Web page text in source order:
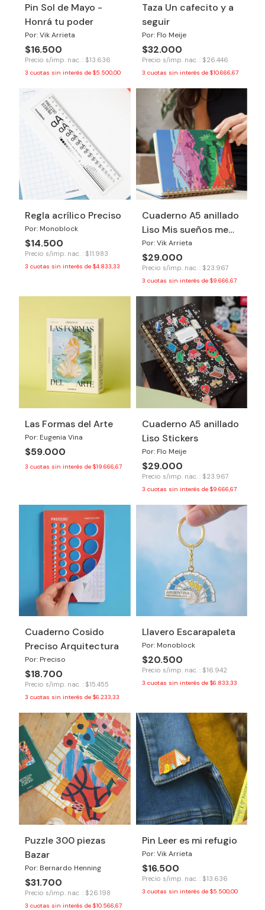
Pin Sol de Mayo -
Honrá tu poder
Por: Vik Arrieta
$16.500
Precio s/imp. nac. : $13.636
3 cuotas sin interés de $5.500,00
Taza Un cafecito y a
seguir
Por: Flo Meije
$32.000
Precio s/imp. nac. : $26.446
3 cuotas sin interés de $10.666,67
Regla acrílico Preciso
Por: Monoblock
$14.500
Precio s/imp. nac. : $11.983
3 cuotas sin interés de $4.833,33
Cuaderno A5 anillado
Liso Mis sueños me
necesitan
Por: Vik Arrieta
$29.000
Precio s/imp. nac. : $23.967
3 cuotas sin interés de $9.666,67
Las Formas del Arte
Por: Eugenia Vina
$59.000
3 cuotas sin interés de $19.666,67
Cuaderno A5 anillado
Liso Stickers
Por: Flo Meije
$29.000
Precio s/imp. nac. : $23.967
3 cuotas sin interés de $9.666,67
Cuaderno Cosido
Preciso Arquitectura
Por: Preciso
$18.700
Precio s/imp. nac. : $15.455
3 cuotas sin interés de $6.233,33
Llavero Escarapaleta
Por: Monoblock
$20.500
Precio s/imp. nac. : $16.942
3 cuotas sin interés de $6.833,33
Puzzle 300 piezas
Bazar
Por: Bernardo Henning
$31.700
Precio s/imp. nac. : $26.198
3 cuotas sin interés de $10.566,67
Pin Leer es mi refugio
Por: Vik Arrieta
$16.500
Precio s/imp. nac. : $13.636
3 cuotas sin interés de $5.500,00